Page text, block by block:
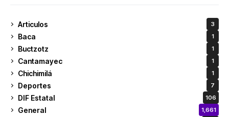
Articulos 3
Baca 1
Buctzotz 1
Cantamayec 1
Chichimilá 1
Deportes 7
DIF Estatal 106
General 1,661